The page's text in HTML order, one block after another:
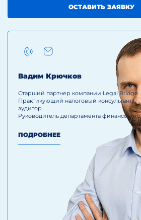
ОСТАВИТЬ ЗАЯВКУ
Вадим Крючков
Старший партнер компании Legal Bridge.
Практикующий налоговый консультант,
аудитор.
Руководитель департамента финансового
ПОДРОБНЕЕ